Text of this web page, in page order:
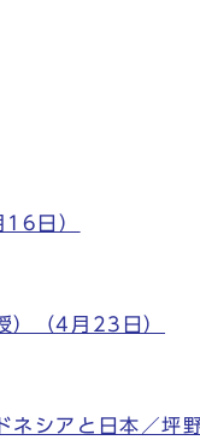
16日）
）（4月23日）
ネシアと日本／坪